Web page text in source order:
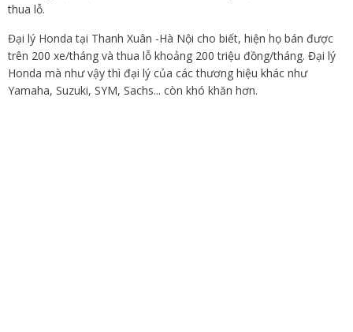
thua lỗ.
Đại lý Honda tại Thanh Xuân -Hà Nội cho biết, hiện họ bán được
trên 200 xe/tháng và thua lỗ khoảng 200 triệu đồng/tháng. Đại lý
Honda mà như vậy thì đại lý của các thương hiệu khác như
Yamaha, Suzuki, SYM, Sachs... còn khó khăn hơn.